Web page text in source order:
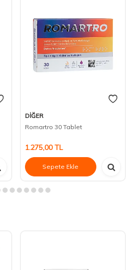
DİĞER
Romartro 30 Tablet
1.275,00TL
Sepete Ekle